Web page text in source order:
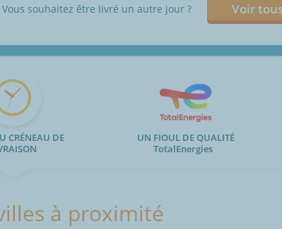
Vous souhaitez être livré un autre jour ? Voir
CRÉNEAU DE
UN FIOUL DE QUALITÉ
TotalEnergies
à proximité